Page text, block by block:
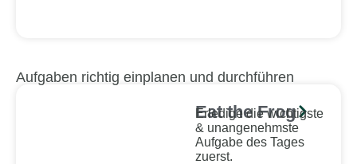
Aufgaben richtig einplanen und durchführen
Eat the Frog
Erledige die wichtigste
& unangenehmste
Aufgabe des Tages
zuerst.